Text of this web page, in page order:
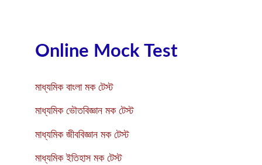
Online Mock Test
মাধ্যমিক বাংলা মক টেস্ট
মাধ্যমিক ভৌতবিজ্ঞান মক টেস্ট
মাধ্যমিক জীববিজ্ঞান মক টেস্ট
মাধ্যমিক ইতিহাস মক টেস্ট